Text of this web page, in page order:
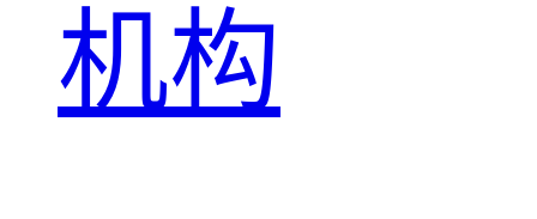
机构